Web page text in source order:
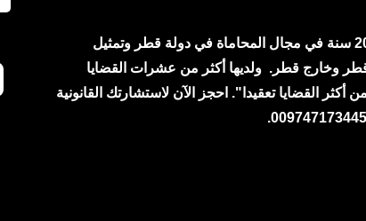
خبرة لأكثر من 20 سنة في مجال المحاماة في دولة قطر وتمثيل
قطر وخارج قطر. ولديها أكثر من عشرات القضايا
أكثر القضايا تعقيدا". احجز الآن لاستشارتك القانونية